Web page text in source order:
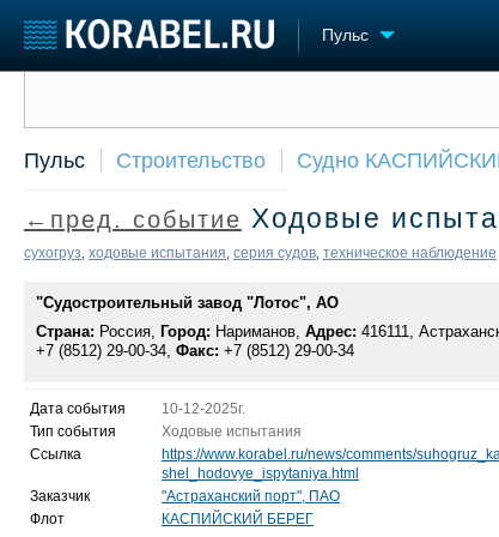
Пульс
Судостроение
Пульс
Компании
Репутация
Крюинг
Журнал
Реклама
Торговая площадка
Доска объявлений
Оборудование
Изделия
Услуги
Пульс Строительство Судно
←пред. событие Ходовые
сухогруз ходовые испытания серия судов техническое наблюдение
"Судостроительный завод "Лотос", АО
Страна: Россия, Город: Нариманов, Адрес: 416111,
+7 (8512) 29-00-34, Факс: +7 (8512) 29-00-34
Дата события
10-12-2025г.
Тип события
Ходовые испытания
Ссылка
https://www.korabel.ru/news/comments/
shel_hodovye_ispytaniya.html
Заказчик
"Астраханский порт", ПАО
Флот
КАСПИЙСКИЙ БЕРЕГ